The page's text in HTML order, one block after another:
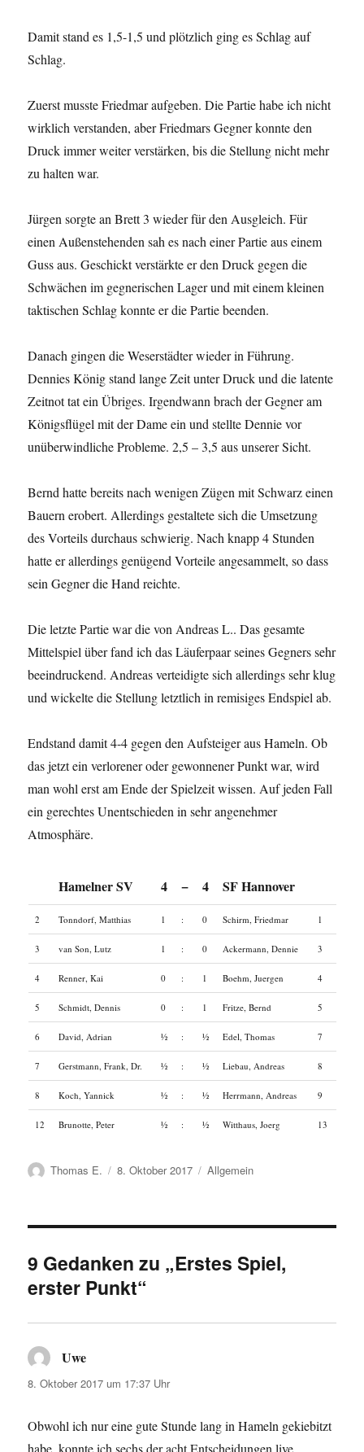
Damit stand es 1,5-1,5 und plötzlich ging es Schlag auf
Schlag.
Zuerst musste Friedmar aufgeben. Die Partie habe ich nicht
wirklich verstanden, aber Friedmars Gegner konnte den
Druck immer weiter verstärken, bis die Stellung nicht mehr
zu halten war.
Jürgen sorgte an Brett 3 wieder für den Ausgleich. Für
einen Außenstehenden sah es nach einer Partie aus einem
Guss aus. Geschickt verstärkte er den Druck gegen die
Schwächen im gegnerischen Lager und mit einem kleinen
taktischen Schlag konnte er die Partie beenden.
Danach gingen die Weserstädter wieder in Führung.
Dennies König stand lange Zeit unter Druck und die latente
Zeitnot tat ein Übriges. Irgendwann brach der Gegner am
Königsflügel mit der Dame ein und stellte Dennie vor
unüberwindliche Probleme. 2,5 – 3,5 aus unserer Sicht.
Bernd hatte bereits nach wenigen Zügen mit Schwarz einen
Bauern erobert. Allerdings gestaltete sich die Umsetzung
des Vorteils durchaus schwierig. Nach knapp 4 Stunden
hatte er allerdings genügend Vorteile angesammelt, so dass
sein Gegner die Hand reichte.
Die letzte Partie war die von Andreas L.. Das gesamte
Mittelspiel über fand ich das Läuferpaar seines Gegners sehr
beeindruckend. Andreas verteidigte sich allerdings sehr klug
und wickelte die Stellung letztlich in remisiges Endspiel ab.
Endstand damit 4-4 gegen den Aufsteiger aus Hameln. Ob
das jetzt ein verlorener oder gewonnener Punkt war, wird
man wohl erst am Ende der Spielzeit wissen. Auf jeden Fall
ein gerechtes Unentschieden in sehr angenehmer
Atmosphäre.
Hamelner SV 4 − 4 SF Hannover
2 Tonndorf, Matthias 1 : 0 Schirm, Friedmar 1
3 van Son, Lutz 1 : 0 Ackermann, Dennie 3
4 Renner, Kai 0 : 1 Boehm, Juergen 4
5 Schmidt, Dennis 0 : 1 Fritze, Bernd 5
6 David, Adrian ½ : ½ Edel, Thomas 7
7 Gerstmann, Frank, Dr. ½ : ½ Liebau, Andreas 8
8 Koch, Yannick ½ : ½ Herrmann, Andreas 9
12 Brunotte, Peter ½ : ½ Witthaus, Joerg 13
Autor
Thomas E.
Veröffentlicht
8. Oktober 2017 Kategorien
Allgemein
9 Gedanken zu „Erstes Spiel,
erster Punkt“
Uwe
8. Oktober 2017 um 17:37 Uhr
Obwohl ich nur eine gute Stunde lang in Hameln gekiebitzt
habe, konnte ich sechs der acht Entscheidungen live